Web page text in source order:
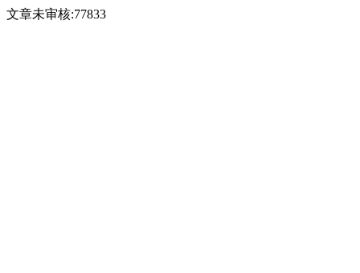
文章未审核:77833